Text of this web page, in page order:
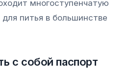
многоступенчатую
для питья в большинстве
с собой паспорт